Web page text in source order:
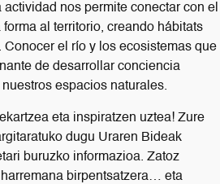
nos permite conectar con el
al territorio, creando hábitats
el río y los ecosistemas que
de desarrollar conciencia
espacios naturales.
eta inspiratzen uztea! Zure
dugu Uraren Bideak
buruzko informazioa. Zatoz
birpentsatzera… eta